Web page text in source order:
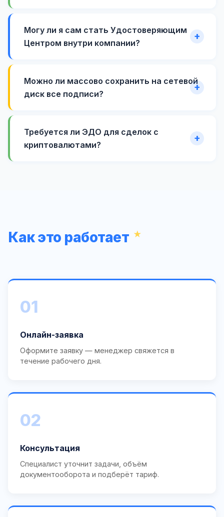
Могу ли я сам стать Удостоверяющим
Центром внутри компании?
Можно ли массово сохранить на сетевой
диск все подписи?
Требуется ли ЭДО для сделок с
криптовалютами?
Как это работает
01
Онлайн-заявка
Оформите заявку — менеджер свяжется в
течение рабочего дня.
02
Консультация
Специалист уточнит задачи, объём
документооборота и подберёт тариф.